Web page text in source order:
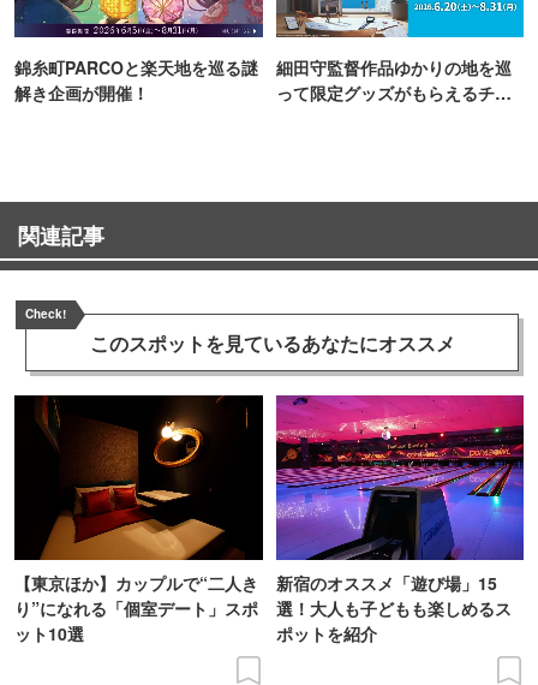
錦糸町PARCOと楽天地を巡る謎
解き企画が開催！
細田守監督作品ゆかりの地を巡
って限定グッズがもらえるチャ
関連記事
Check!
このスポットを見ているあなたにオススメ
【東京ほか】カップルで“二人き
り”になれる「個室デート」スポ
ット10選
新宿のオススメ「遊び場」15
選！大人も子どもも楽しめるス
ポットを紹介